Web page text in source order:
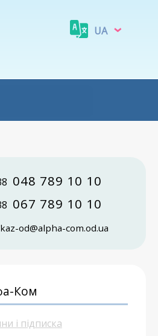
UA
048 789 10 10
067 789 10 10
od@alpha-com.od.ua
Ком
і підписка